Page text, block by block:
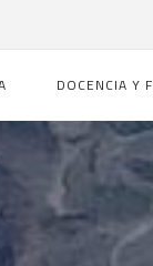
DOCENCIA Y